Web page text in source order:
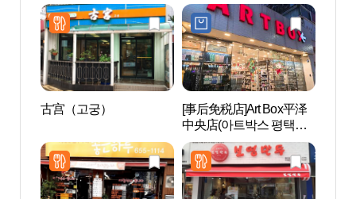
古宫（고궁）
[事后免税店]Art Box平泽
中央店(아트박스 평택중
앙점)